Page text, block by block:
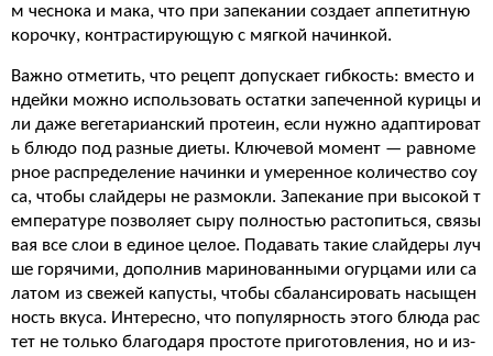
м чеснока и мака, что при запекании создает аппетитную
корочку, контрастирующую с мягкой начинкой.
Важно отметить, что рецепт допускает гибкость: вместо и
ндейки можно использовать остатки запеченной курицы и
ли даже вегетарианский протеин, если нужно адаптироват
ь блюдо под разные диеты. Ключевой момент — равноме
рное распределение начинки и умеренное количество соу
са, чтобы слайдеры не размокли. Запекание при высокой т
емпературе позволяет сыру полностью растопиться, связы
вая все слои в единое целое. Подавать такие слайдеры луч
ше горячими, дополнив маринованными огурцами или са
латом из свежей капусты, чтобы сбалансировать насыщен
ность вкуса. Интересно, что популярность этого блюда рас
тет не только благодаря простоте приготовления, но и из-